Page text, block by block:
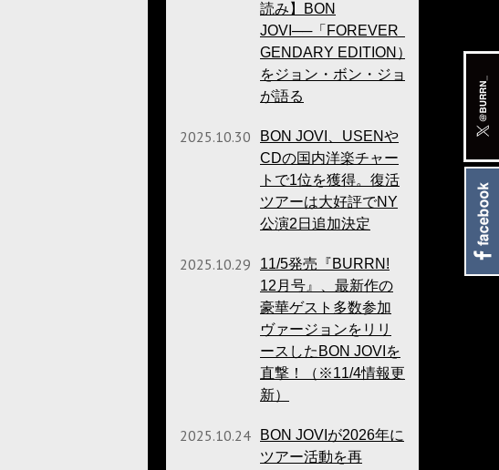
読み】BON
JOVI──「FOREVER（LE­
GEN­DARY EDITION）」
をジョン・ボン・ジョヴィ
が語る
2025.10.30
BON JOVI、USENや
CDの国内洋楽チャー
トで1位を獲得。復活
ツアーは大好評でNY
公演2日追加決定
2025.10.29
11/5発売『BURRN!
12月号』、最新作の
豪華ゲスト多数参加
ヴァージョンをリリ
ースしたBON JOVIを
直撃！（※11/4情報更
新）
2025.10.24
BON JOVIが2026年に
ツアー活動を再